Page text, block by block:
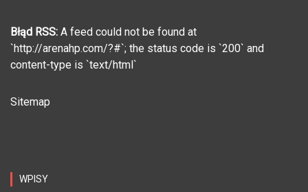
Błąd RSS: A feed could not be found at
`http://arenahp.com/?#`; the status code is `200` and
content-type is `text/html`
Sitemap
WPISY